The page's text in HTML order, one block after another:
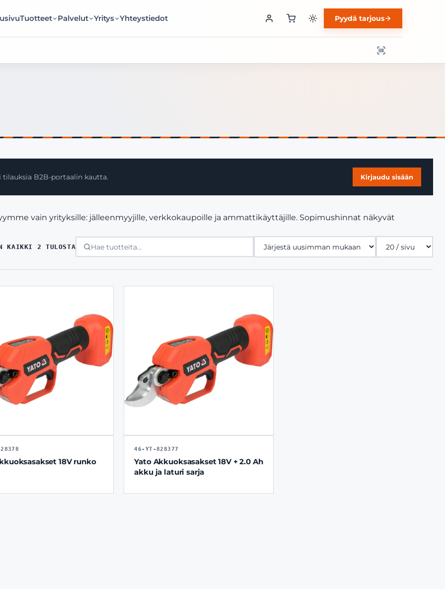
Tuotteet Palvelut Yritys Yhteystiedot Pyydä tarjous
tilauksia B2B-portaalin kautta. Kirjaudu sisään
vain yrityksille: jälleenmyyjille, verkkokaupoille ja ammattikäyttäjille. Sopimushinnat näkyvät
KAIKKI 2 TULOSTA SORTED
BY
Tuotteita
sivulla
18V runko
46-YT-828377
Yato Akkuoksasakset 18V + 2.0 Ah
akku ja laturi sarja